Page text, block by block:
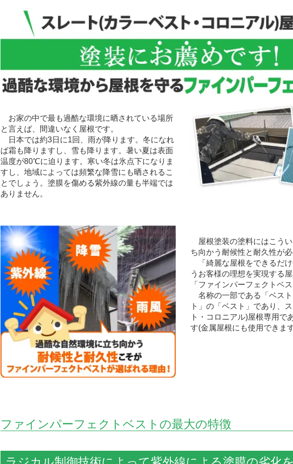
お家の中で最も過酷な環境に晒されている場所
と言えば、間違いなく屋根です。
日本では約3日に1回、雨が降ります。冬になれ
ば霜も降りますし、雪も降ります。暑い夏は表面
温度が80℃に迫ります。寒い冬は氷点下になりま
すし、地域によっては頻繁な降雪にも晒されるこ
とでしょう。塗膜を傷める紫外線の量も半端では
ありません。
屋根塗装の塗料にはこう
ち向かう耐候性と耐久性が
「綺麗な屋根をできるだ
うお客様の理想を実現する
「ファインパーフェクトベ
名称の一部である「ベス
ト」の「ベスト」であり、
ト・コロニアル)屋根専用で
す(金属屋根にも使用できま
ファインパーフェクトベストの最大の特徴